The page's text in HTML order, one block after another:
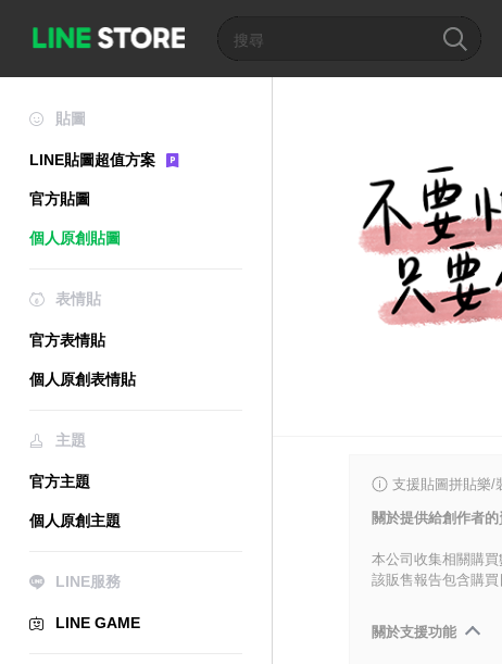
貼圖
LINE貼圖超值方案
官方貼圖
個人原創貼圖
表情貼
官方表情貼
個人原創表情貼
主題
官方主題
個人原創主題
LINE服務
LINE GAME
支援貼圖拼貼樂/
關於提供給創作者
本公司收集相關購買
該販售報告包含購
關於支援功能